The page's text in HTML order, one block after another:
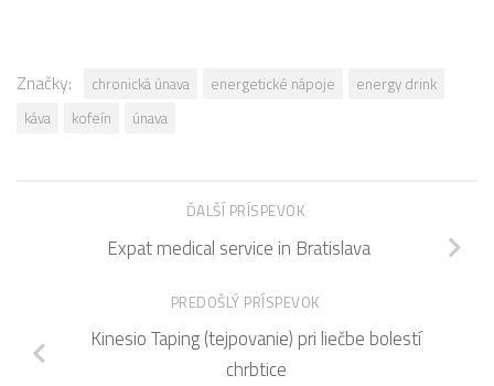
Značky: chronická únava energetické nápoje
energy drink
káva
kofeín únava
ĎALŠÍ PRÍSPEVOK
Expat medical service in Bratislava
PREDOŠLÝ PRÍSPEVOK
Kinesio Taping (tejpovanie) pri liečbe bolestí
chrbtice